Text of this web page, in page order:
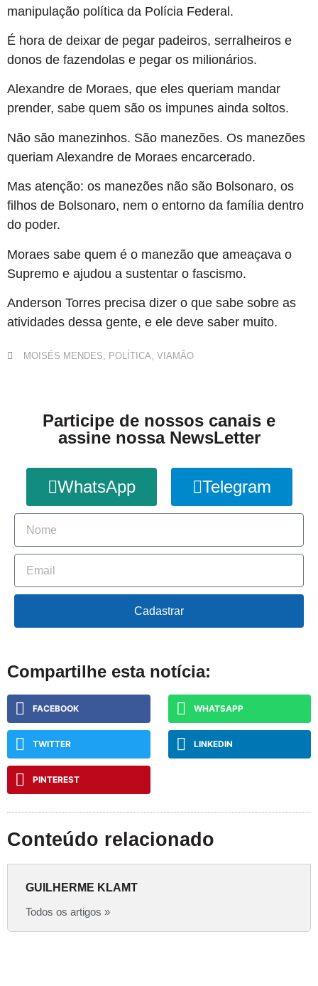
manipulação política da Polícia Federal.
É hora de deixar de pegar padeiros, serralheiros e
donos de fazendolas e pegar os milionários.
Alexandre de Moraes, que eles queriam mandar
prender, sabe quem são os impunes ainda soltos.
Não são manezinhos. São manezões. Os manezões
queriam Alexandre de Moraes encarcerado.
Mas atenção: os manezões não são Bolsonaro, os
filhos de Bolsonaro, nem o entorno da família dentro
do poder.
Moraes sabe quem é o manezão que ameaçava o
Supremo e ajudou a sustentar o fascismo.
Anderson Torres precisa dizer o que sabe sobre as
atividades dessa gente, e ele deve saber muito.
MOISÉS MENDES, POLÍTICA, VIAMÃO
Participe de nossos canais e
assine nossa NewsLetter
WhatsApp Telegram
Cadastrar
Compartilhe esta notícia:
FACEBOOK WHATSAPP
TWITTER LINKEDIN
PINTEREST
Conteúdo relacionado
GUILHERME KLAMT
Todos os artigos »